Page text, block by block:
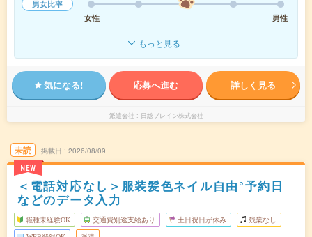
男女比率
女性
男性
もっと見る
気になる! 応募へ進む 詳しく見る
派遣会社 日総ブレイン株式会社
未読
NEW
掲載日 2026/08/09
＜電話対応なし＞服装髪色ネイル自由°予約日
などのデータ入力
職種未経験OK 交通費別途支給あり 土日祝日が休み 残業なし